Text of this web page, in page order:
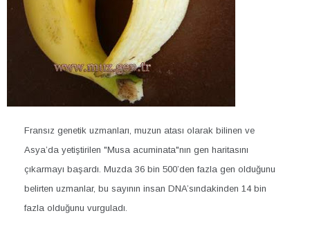
Fransız genetik uzmanları, muzun atası olarak bilinen ve
Asya’da yetiştirilen "Musa acuminata"nın gen haritasını
çıkarmayı başardı. Muzda 36 bin 500’den fazla gen olduğunu
belirten uzmanlar, bu sayının insan DNA’sındakinden 14 bin
fazla olduğunu vurguladı.